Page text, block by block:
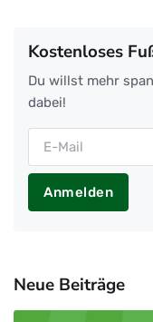
Kostenloses
Du willst mehr
dabei!
Anmelden
Neue Beiträge